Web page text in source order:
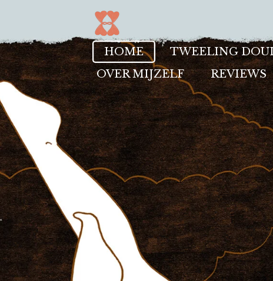
naar
de
hoofdinhoud
HOME TWEELING
OVER MIJZELF
REVIEWS